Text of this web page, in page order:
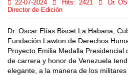
22-07-2024 Hits: 2421
Dr.
Director de Edición
Dr. Oscar Elías Biscet La Habana,
Fundación Lawton de Derechos
Proyecto Emilia Medalla
de carrera y honor de Venezuela
elegante, a la manera de los